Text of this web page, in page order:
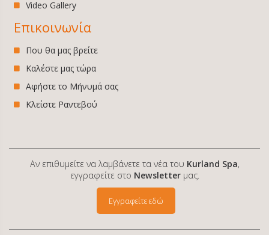
Video Gallery
Επικοινωνία
Που θα μας βρείτε
Καλέστε μας τώρα
Αφήστε το Μήνυμά σας
Κλείστε Ραντεβού
Αν επιθυμείτε να λαμβάνετε τα νέα του Kurland Spa,
εγγραφείτε στο Newsletterμας.
Εγγραφείτε εδώ